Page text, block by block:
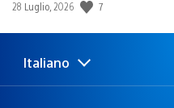
Data
pubblicazione:
28 Luglio, 2026 7
Seleziona
una
Regione
attuale:
Italiano